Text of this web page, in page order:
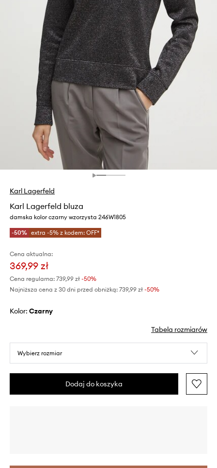
Karl Lagerfeld
Karl Lagerfeld bluza
damska kolor czarny wzorzysta 246W1805
-50% extra -5% z kodem: OFF*
Cena aktualna:
369,99 zł
Cena regularna: 739,99 zł -50%
Najniższa cena z 30 dni przed obniżką: 739,99 zł -50%
Kolor: czarny
Tabela rozmiarów
Wybierz rozmiar
Dodaj do koszyka